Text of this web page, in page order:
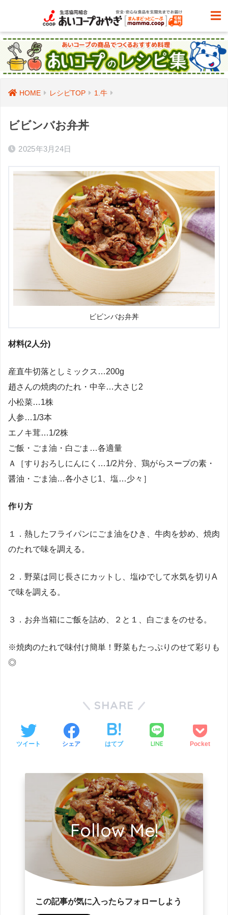
HOME レシピTOP 1.牛
ビビンバお弁丼
2025年3月24日
ビビンバお弁丼
材料(2人分)
産直牛切落としミックス…200g
趙さんの焼肉のたれ・中辛…大さじ2
小松菜…1株
人参…1/3本
エノキ茸…1/2株
ご飯・ごま油・白ごま…各適量
Ａ［すりおろしにんにく…1/2片分、鶏がらスープの素・
醤油・ごま油…各小さじ1、塩…少々］
作り方
１．熱したフライパンにごま油をひき、牛肉を炒め、焼肉
のたれで味を調える。
２．野菜は同じ長さにカットし、塩ゆでして水気を切りA
で味を調える。
３．お弁当箱にご飯を詰め、２と１、白ごまをのせる。
※焼肉のたれで味付け簡単！野菜もたっぷりのせて彩りも
◎
SHARE
ツイート シェア はてブ LINE Pocket
Follow Me!
この記事が気に入ったらフォローしよう